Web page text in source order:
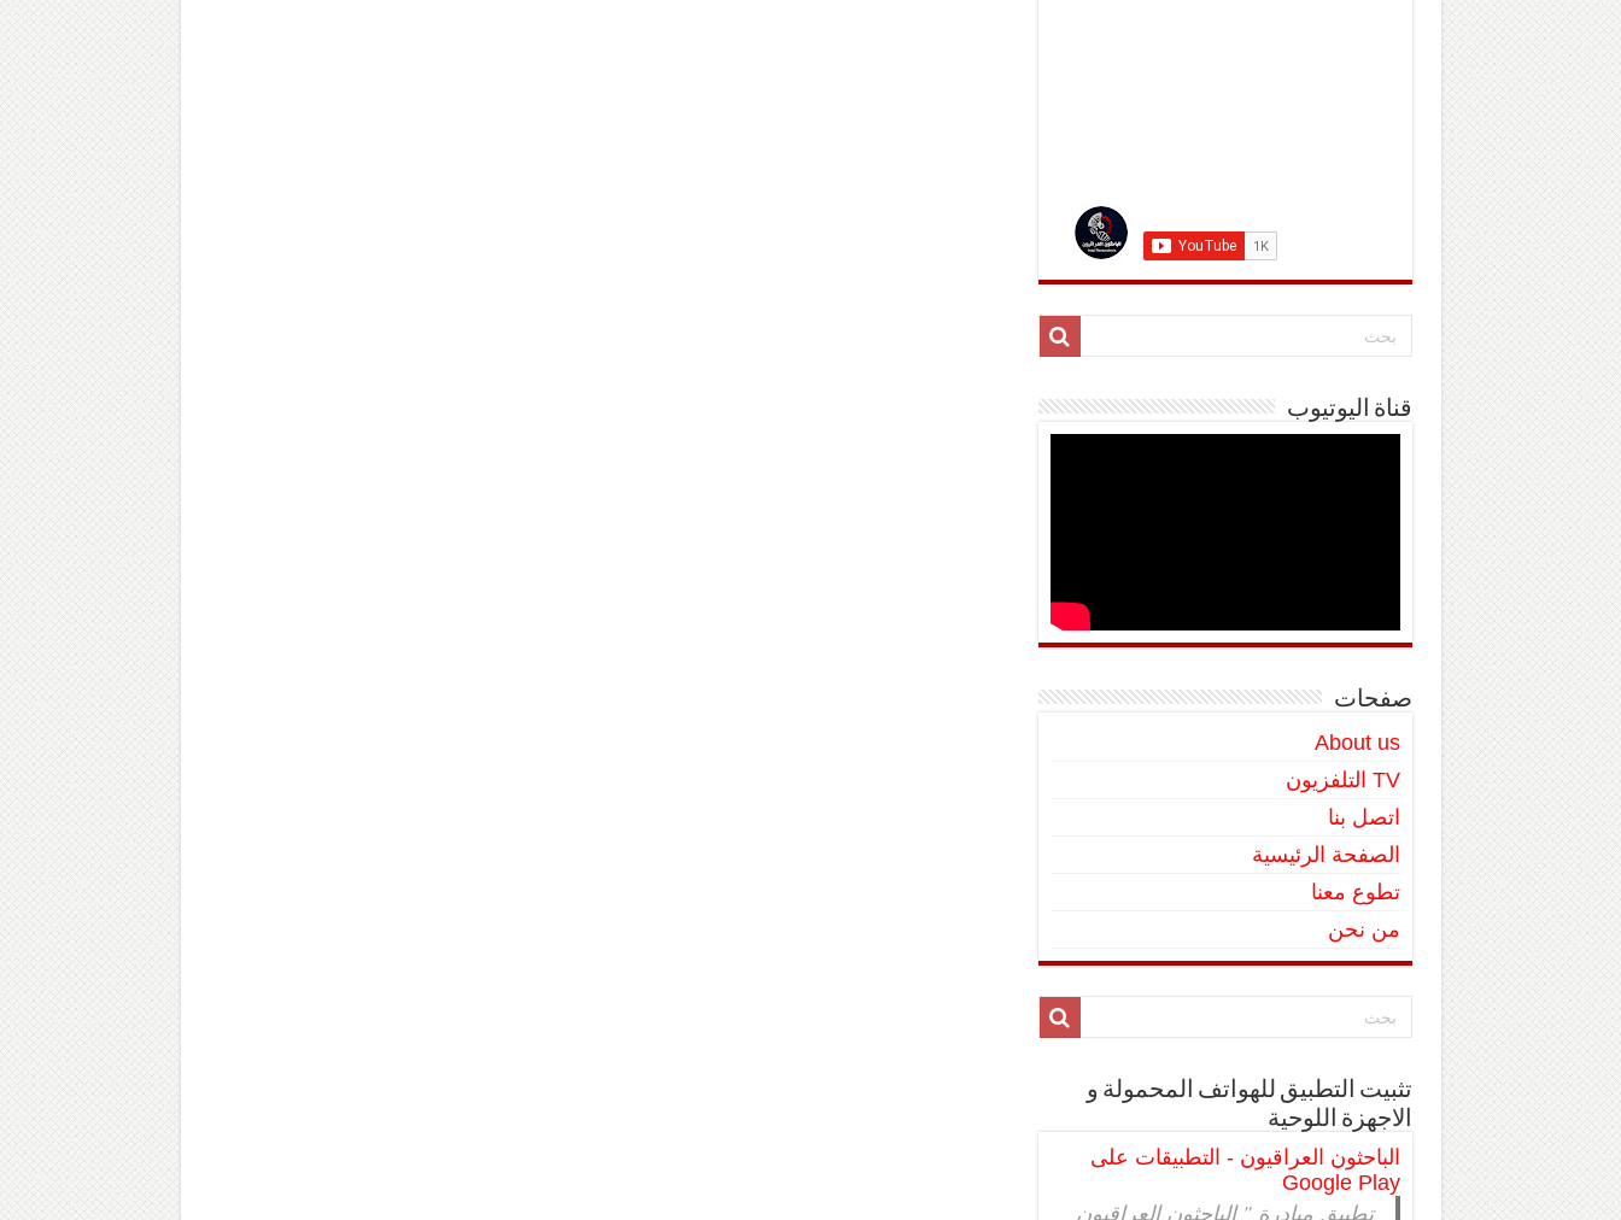
قناة اليوتيوب
صفحات
About us
TV التلفزيون
اتصل بنا
الصفحة الرئيسية
تطوع معنا
من نحن
تثبيت التطبيق للهواتف المحمولة و
الاجهزة اللوحية
الباحثون العراقيون - التطبيقات على
Google Play
تطبيق مبادرة " الباحثون العراقيون